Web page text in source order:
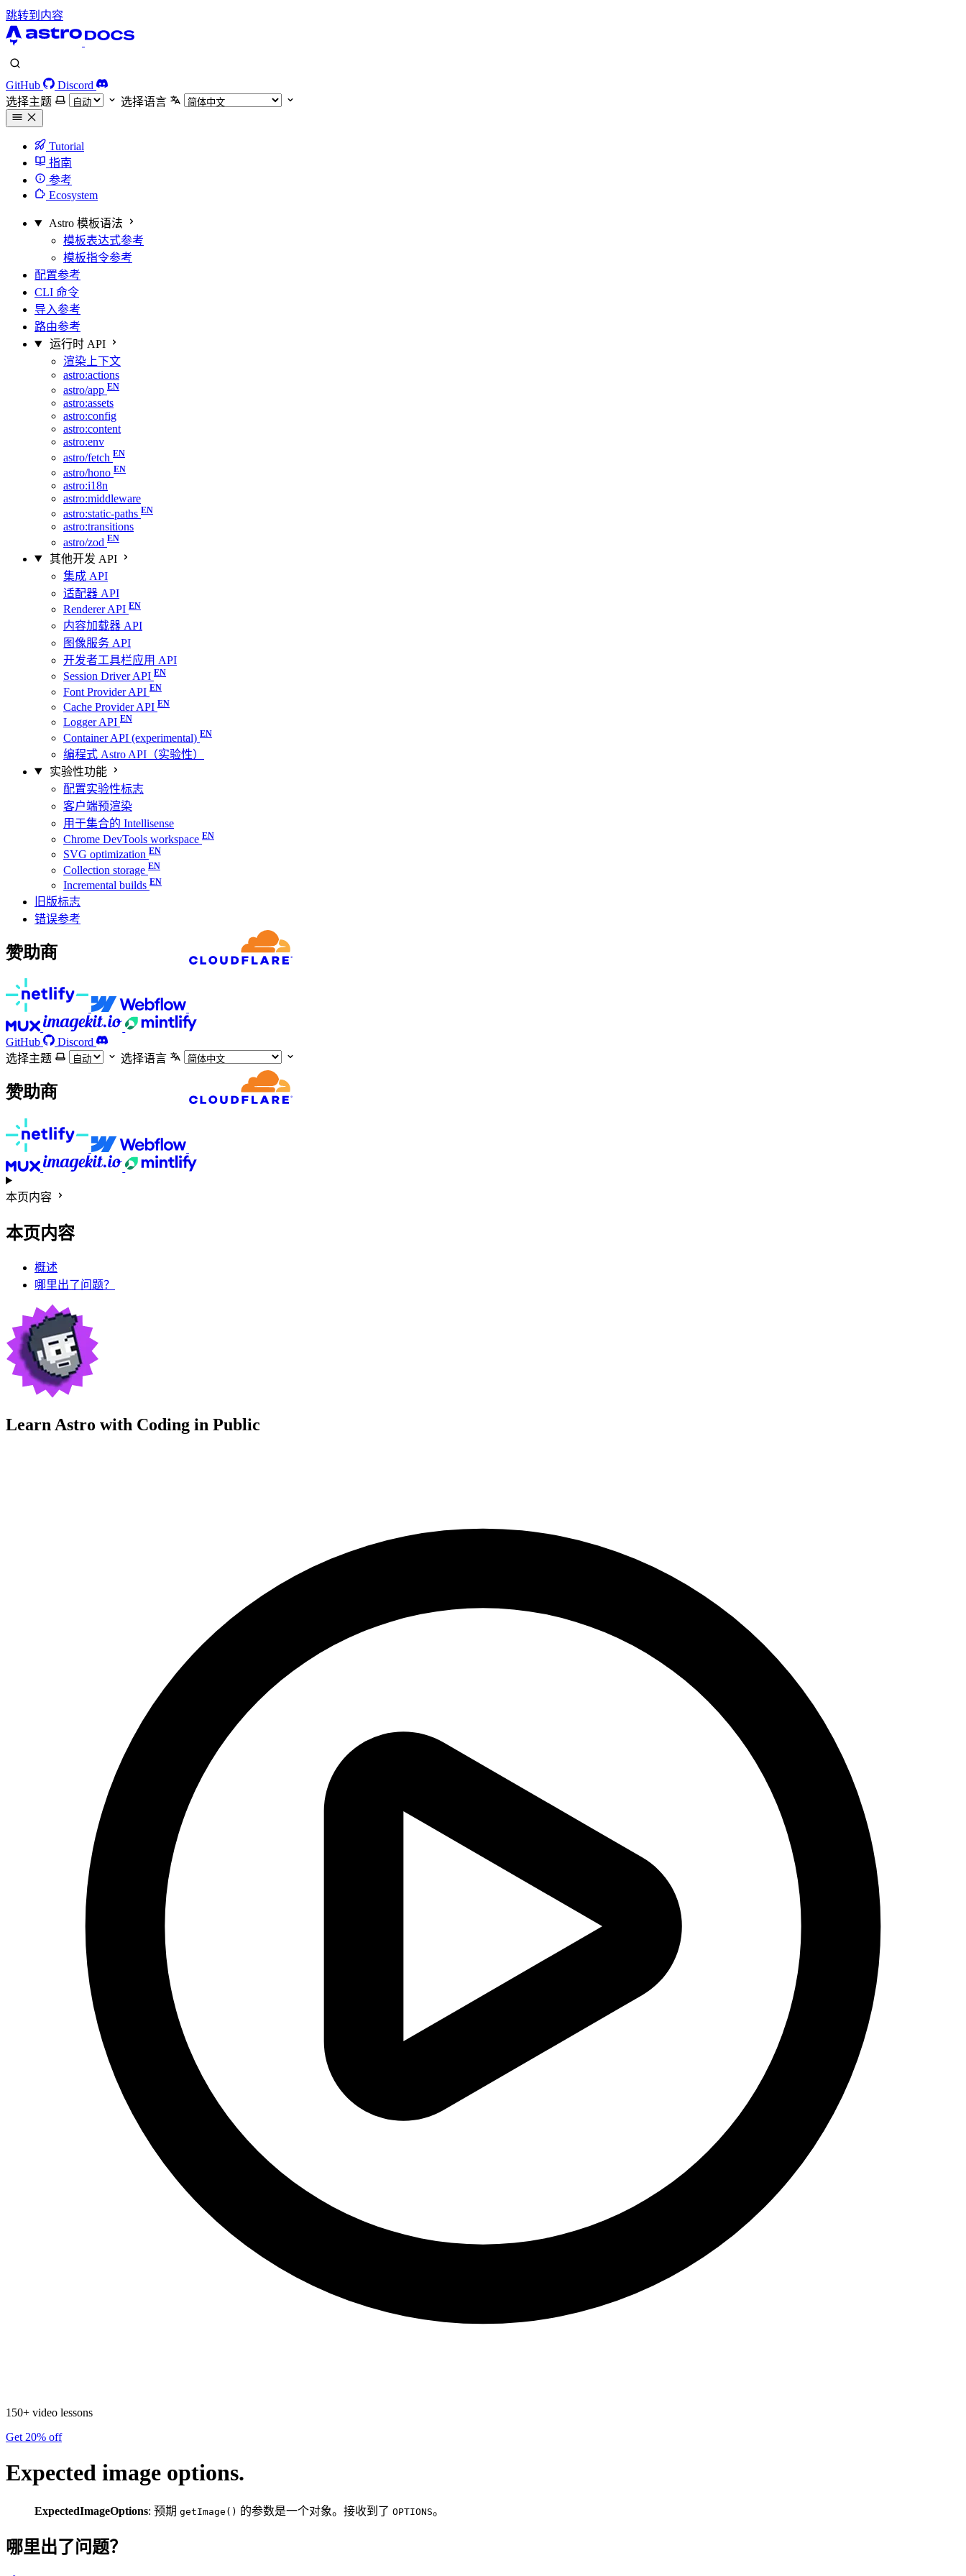
跳转到内容
GitHub
Discord
选择主题
选择语言
Tutorial
指南
参考
Ecosystem
Astro 模板语法
模板表达式参考
模板指令参考
配置参考
CLI 命令
导入参考
路由参考
运行时 API
渲染上下文
astro:actions
astro/app
astro:assets
astro:config
astro:content
astro:env
astro/fetch
astro/hono
astro:i18n
astro:middleware
astro:static-paths
astro:transitions
astro/zod
其他开发 API
集成 API
适配器 API
Renderer API
内容加载器 API
图像服务 API
开发者工具栏应用 API
Session Driver API
Font Provider API
Cache Provider API
Logger API
Container API (experimental)
编程式 Astro API（实验性）
实验性功能
配置实验性标志
客户端预渲染
用于集合的 Intellisense
Chrome DevTools workspace
SVG optimization
Collection storage
Incremental builds
旧版标志
错误参考
赞助商
GitHub
Discord
选择主题
选择语言
赞助商
本页内容
本页内容
概述
哪里出了问题？
Learn Astro with Coding in Public
150+ video lessons
Get 20% off
Expected image options.
ExpectedImageOptions: 预期 getImage() 的参数是一个对象。接收到了 OPTIONS。
哪里出了问题？